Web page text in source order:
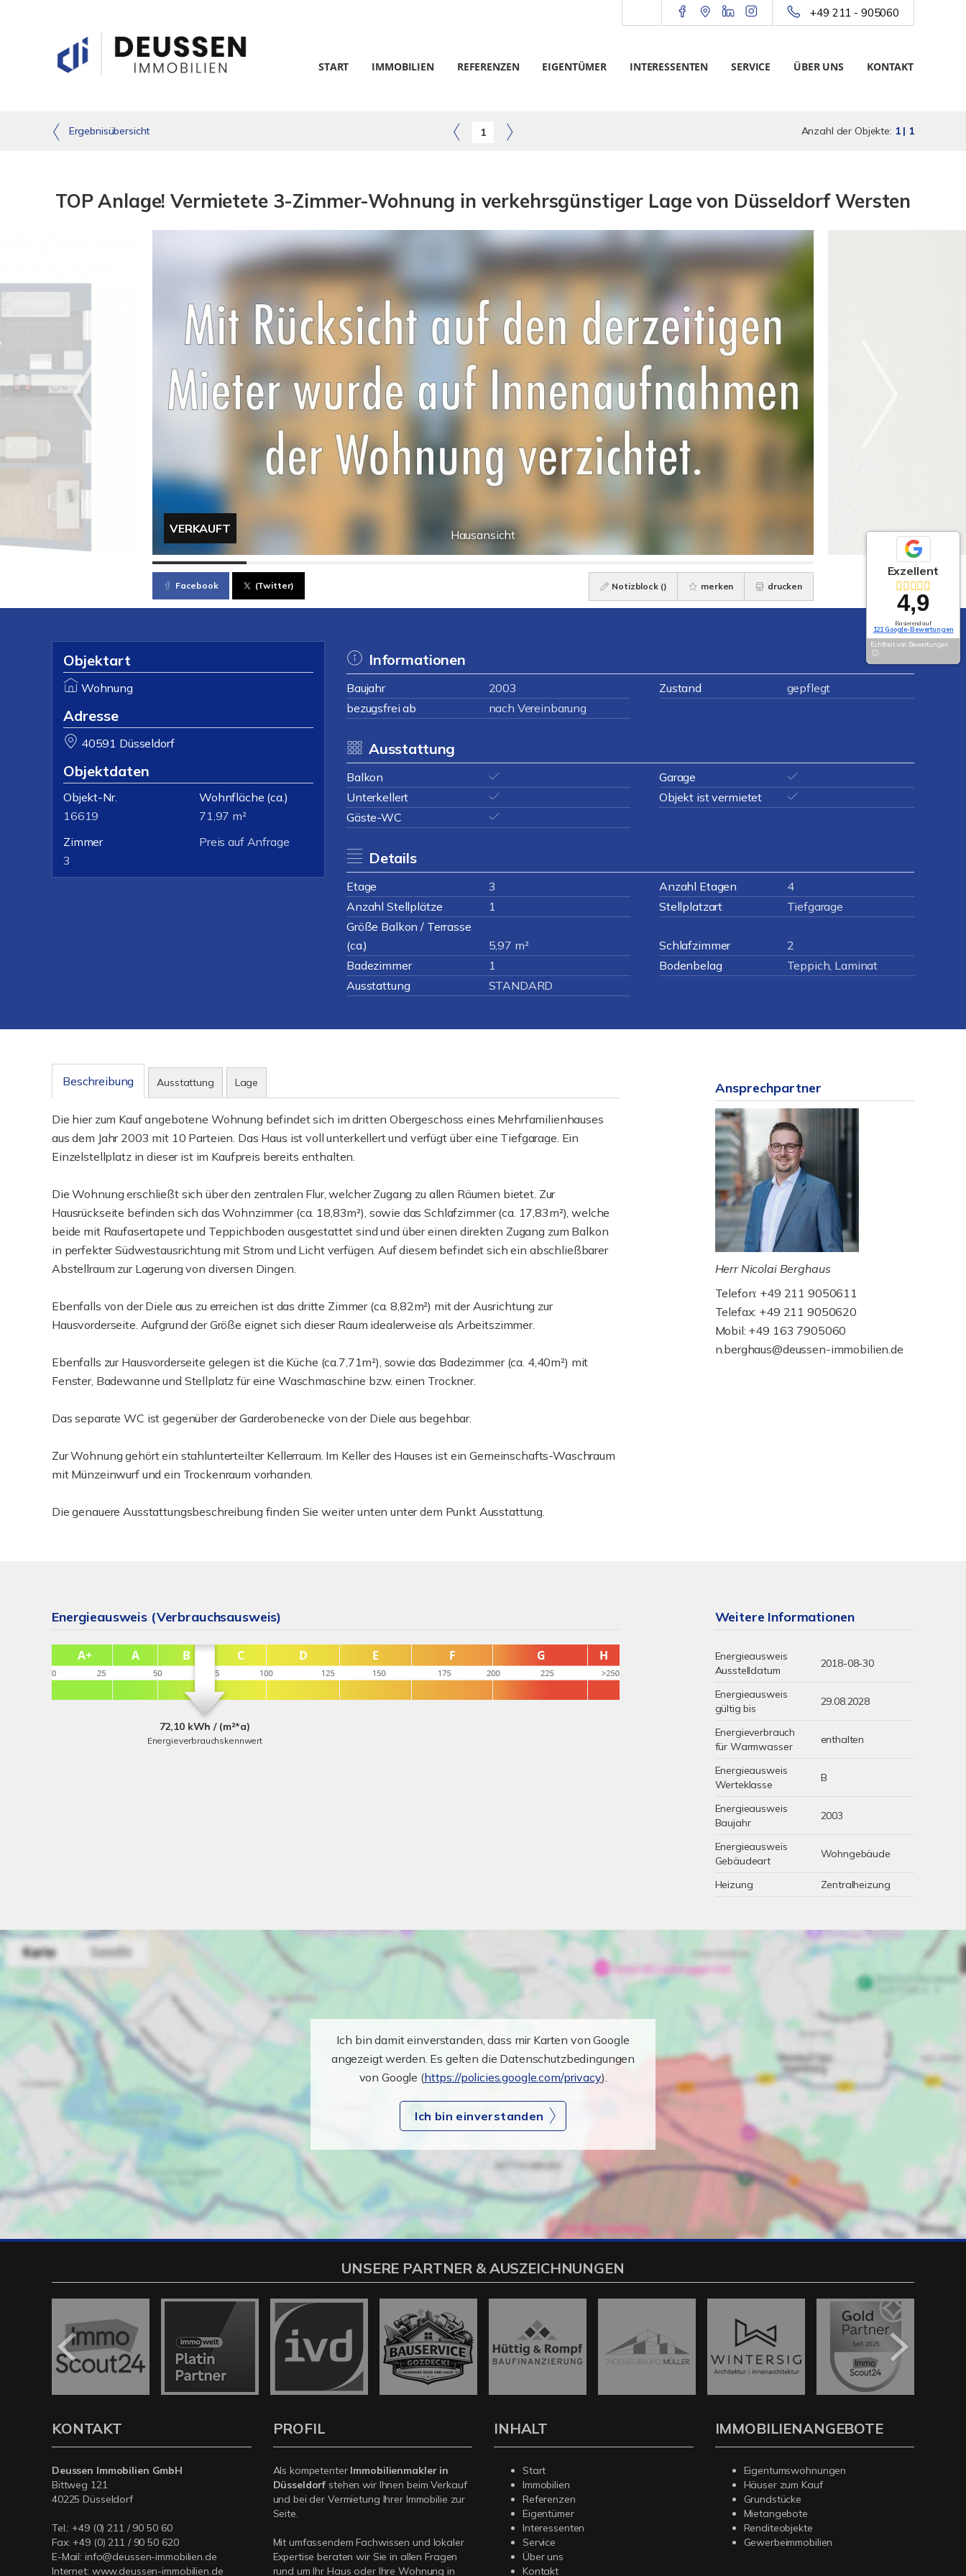
+49 211 - 905060
START IMMOBILIEN REFERENZEN EIGENTÜMER INTERESSENTEN SERVICE ÜBER UNS KONTAKT
Ergebnisübersicht 1 Anzahl der Objekte: 1 | 1
TOP Anlage! Vermietete 3-Zimmer-Wohnung in verkehrsgünstiger Lage von Düsseldorf Wersten
Hausansicht
VERKAUFT
Facebook (Twitter) Notizblock () merken drucken
Objektart
Wohnung
Adresse
40591 Düsseldorf
Objektdaten
Objekt-Nr.
16619
Wohnfläche (ca.)
71,97 m²
Zimmer
3
Preis auf Anfrage
Informationen
Baujahr 2003 Zustand
gepflegt
bezugsfrei ab
nach Vereinbarung
Ausstattung
Balkon
Garage
Unterkellert
Objekt ist vermietet
Gäste-WC
Details
Etage 3 Anzahl Etagen
4
Anzahl Stellplätze
1 Stellplatzart
Tiefgarage
Größe Balkon / Terrasse
(ca.)
5,97 m² Schlafzimmer
2
Badezimmer
1 Bodenbelag
Teppich, Laminat
Ausstattung
STANDARD
Beschreibung Ausstattung Lage
Die hier zum Kauf angebotene Wohnung befindet sich im dritten Obergeschoss eines Mehrfamilienhauses
aus dem Jahr 2003 mit 10 Parteien. Das Haus ist voll unterkellert und verfügt über eine Tiefgarage. Ein
Einzelstellplatz in dieser ist im Kaufpreis bereits enthalten.
Die Wohnung erschließt sich über den zentralen Flur, welcher Zugang zu allen Räumen bietet. Zur
Hausrückseite befinden sich das Wohnzimmer (ca. 18,83m²), sowie das Schlafzimmer (ca. 17,83m²), welche
beide mit Raufasertapete und Teppichboden ausgestattet sind und über einen direkten Zugang zum Balkon
in perfekter Südwestausrichtung mit Strom und Licht verfügen. Auf diesem befindet sich ein abschließbarer
Abstellraum zur Lagerung von diversen Dingen.
Ebenfalls von der Diele aus zu erreichen ist das dritte Zimmer (ca. 8,82m²) mit der Ausrichtung zur
Hausvorderseite. Aufgrund der Größe eignet sich dieser Raum idealerweise als Arbeitszimmer.
Ebenfalls zur Hausvorderseite gelegen ist die Küche (ca.7,71m²), sowie das Badezimmer (ca. 4,40m²) mit
Fenster, Badewanne und Stellplatz für eine Waschmaschine bzw. einen Trockner.
Das separate WC ist gegenüber der Garderobenecke von der Diele aus begehbar.
Zur Wohnung gehört ein stahlunterteilter Kellerraum. Im Keller des Hauses ist ein Gemeinschafts-Waschraum
mit Münzeinwurf und ein Trockenraum vorhanden.
Die genauere Ausstattungsbeschreibung finden Sie weiter unten unter dem Punkt Ausstattung.
Ansprechpartner
Herr Nicolai Berghaus
Telefon: +49 211 9050611
Telefax: +49 211 9050620
Mobil: +49 163 7905060
n.berghaus@deussen-immobilien.de
Energieausweis (Verbrauchsausweis)
72,10 kWh / (m²*a)
Energieverbrauchskennwert
Weitere Informationen
Energieausweis
Ausstelldatum
2018-08-30
Energieausweis
gültig bis
29.08.2028
Energieverbrauch
für Warmwasser
enthalten
Energieausweis
Werteklasse
B
Energieausweis
Baujahr
2003
Energieausweis
Gebäudeart
Wohngebäude
Heizung Zentralheizung
Ich bin damit einverstanden, dass mir Karten von Google
angezeigt werden. Es gelten die Datenschutzbedingungen
von Google (https://policies.google.com/privacy).
Ich bin einverstanden
Exzellent
4,9
Basierend auf
121 Google-Bewertungen
Echtheit von Bewertungen
UNSERE PARTNER & AUSZEICHNUNGEN
KONTAKT
Deussen Immobilien GmbH
Bittweg 121
40225 Düsseldorf
Tel.:+49 (0) 211 / 90 50 60
Fax: +49 (0) 211 / 90 50 620
E-Mail: info@deussen-immobilien.de
Internet: www.deussen-immobilien.de
PROFIL
Als kompetenter Immobilienmakler in
Düsseldorf stehen wir Ihnen beim Verkauf
und bei der Vermietung Ihrer Immobilie zur
Seite.
Mit umfassendem Fachwissen und lokaler
Expertise beraten wir Sie in allen Fragen
rund um Ihr Haus oder Ihre Wohnung in
INHALT
Start
Immobilien
Referenzen
Eigentümer
Interessenten
Service
Über uns
Kontakt
IMMOBILIENANGEBOTE
Eigentumswohnungen
Häuser zum Kauf
Grundstücke
Mietangebote
Renditeobjekte
Gewerbeimmobilien